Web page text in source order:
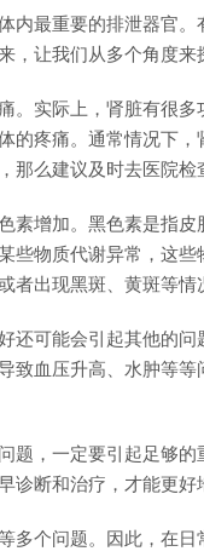
内最重要的排泄器官
，让我们从多个角度来
。实际上，肾脏有很
的疼痛。通常情况下
那么建议及时去医院检
素增加。黑色素是指
些物质代谢异常，这
者出现黑斑、黄斑等情
还可能会引起其他的
致血压升高、水肿等
题，一定要引起足够
诊断和治疗，才能更好
多个问题。因此，在